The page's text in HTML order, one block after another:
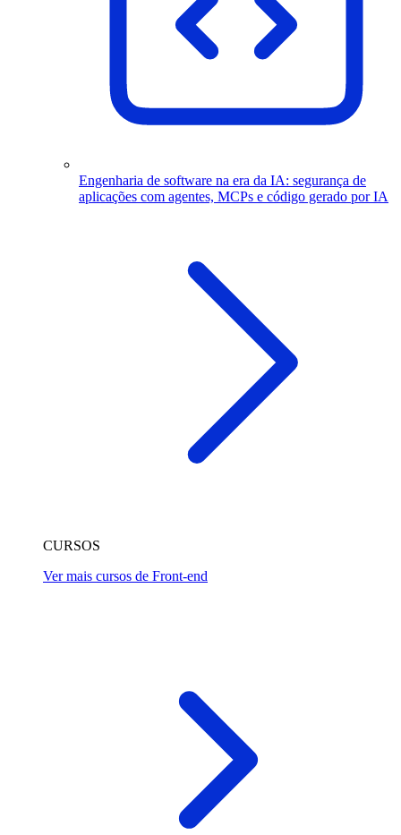
Engenharia de software na era da IA: segurança de
aplicações com agentes, MCPs e código gerado por IA
CURSOS
Ver mais cursos de Front-end